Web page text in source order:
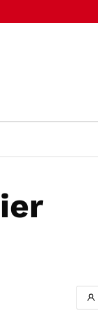
Accueil